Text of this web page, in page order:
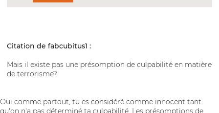
Citation de fabcubitus1 :
Mais il existe pas une présomption de culpabilité en matière
de terrorisme?
Oui comme partout, tu es considéré comme innocent tant
qu'on n'a pas déterminé ta culpabilité. Les présomptions de